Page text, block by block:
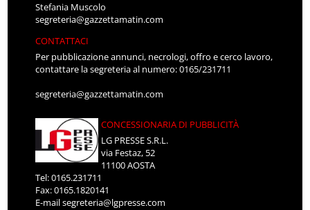
Stefania Muscolo
segreteria@gazzettamatin.com
CONTATTACI
Per pubblicazione annunci, necrologi, offro e cerco lavoro,
contattare la segreteria al numero: 0165/231711
segreteria@gazzettamatin.com
CONCESSIONARIA DI PUBBLICITÀ
LG PRESSE S.R.L.
via Festaz, 52
11100 AOSTA
Tel: 0165.231711
Fax: 0165.1820141
E-mailsegreteria@lgpresse.com